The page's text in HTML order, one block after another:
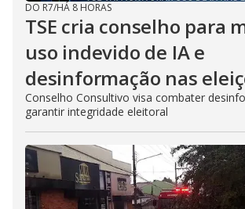
DO R7/HÁ 8 HORAS
TSE cria conselho para
uso indevido de IA e
desinformação nas
Conselho Consultivo visa combater
garantir integridade eleitoral